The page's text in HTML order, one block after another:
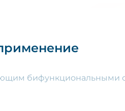
бифункциональными